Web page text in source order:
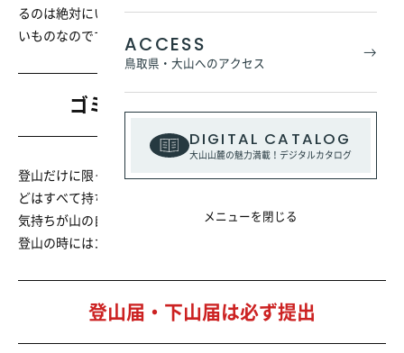
ACCESS
鳥取県・大山へのアクセス
DIGITAL CATALOG
大山山麓の魅力満載！デジタルカタログ
メニューを閉じる
るのは絶対にいけません！自然の姿は自然の中にあってこそ美し
いものなのです。
ゴミ・タバコのポイ捨て禁止！
登山だけに限ったことではありませんが、ゴミやタバコの吸殻な
どはすべて持ち帰りましょう。「これくらいならいいだろう」の
気持ちが山の自然を脅かすことになるのです。
登山の時にはゴミ用の袋などを持参しましょう。
登山届・下山届は必ず提出